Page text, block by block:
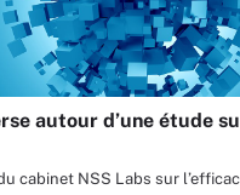
autour d’une étude
cabinet NSS Labs sur